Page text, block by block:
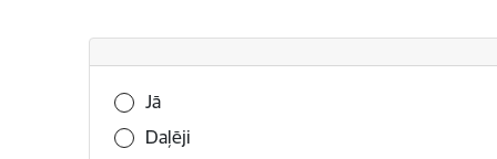
Vai šī informācija bija noderīga?
Jā
Daļēji